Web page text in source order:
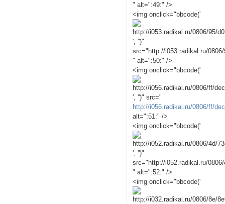
" alt=":49:" />
<img onclick="bbcode('
', '')"
src="http://i053.radikal.ru/
" alt=":50:" />
<img onclick="bbcode('
', '')" src="
http://i056.radikal.ru/0806/ff/
alt=":51:" />
<img onclick="bbcode('
', '')"
src="http://i052.radikal.ru/
" alt=":52:" />
<img onclick="bbcode('